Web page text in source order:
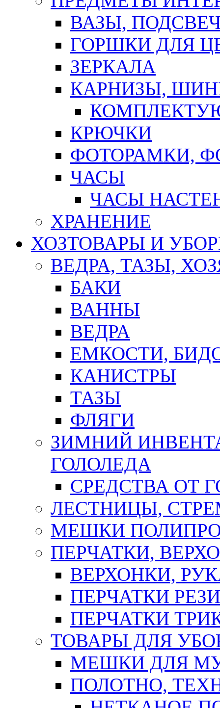
ВАЗЫ,
ГОРШКИ ДЛЯ
ЗЕРКАЛА
КАРНИЗЫ,
КРЮЧКИ
ФОТОРАМКИ,
ЧАСЫ
ЧАСЫ
ХРАНЕНИЕ
ХОЗТОВАРЫ И
ВЕДРА, ТАЗЫ,
БАКИ
ВАННЫ
ВЕДРА
ЕМКОСТИ,
КАНИСТРЫ
ТАЗЫ
ФЛЯГИ
ЗИМНИЙ
ГОЛОЛЕДА
СРЕДСТВА ОТ
ЛЕСТНИЦЫ,
МЕШКИ
ПЕРЧАТКИ,
ВЕРХОНКИ,
ПЕРЧАТКИ
ПЕРЧАТКИ
ТОВАРЫ ДЛЯ
МЕШКИ ДЛЯ
ПОЛОТНО,